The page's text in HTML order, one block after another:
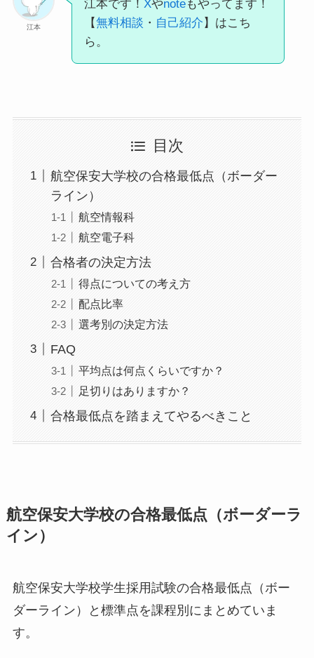
江本
江本です！ Xやnoteもやってます！
【無料相談 ・ 自己紹介 】はこち
ら。
目次
航空保安大学校の合格最低点（ボーダー
ライン）
航空情報科
航空電子科
合格者の決定方法
得点についての考え方
配点比率
選考別の決定方法
FAQ
平均点は何点くらいですか？
足切りはありますか？
合格最低点を踏まえてやるべきこと
航空保安大学校の合格最低点（ボーダーラ
イン）
航空保安大学校学生採用試験の合格最低点（ボー
ダーライン）と標準点を課程別にまとめていま
す。